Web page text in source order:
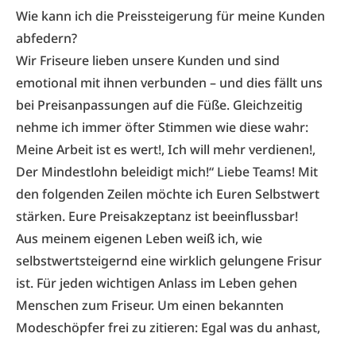
Wie kann ich die Preissteigerung für meine Kunden
abfedern?
Wir Friseure lieben unsere Kunden und sind
emotional mit ihnen verbunden – und dies fällt uns
bei Preisanpassungen auf die Füße. Gleichzeitig
nehme ich immer öfter Stimmen wie diese wahr:
Meine Arbeit ist es wert!, Ich will mehr verdienen!,
Der Mindestlohn beleidigt mich!“ Liebe Teams! Mit
den folgenden Zeilen möchte ich Euren Selbstwert
stärken. Eure Preisakzeptanz ist beeinflussbar!
Aus meinem eigenen Leben weiß ich, wie
selbstwertsteigernd eine wirklich gelungene Frisur
ist. Für jeden wichtigen Anlass im Leben gehen
Menschen zum Friseur. Um einen bekannten
Modeschöpfer frei zu zitieren: Egal was du anhast,